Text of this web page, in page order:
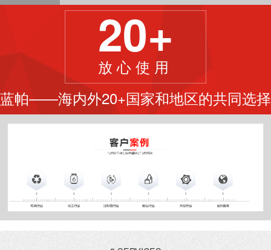
20+
放心使用
蓝帕——海内外20+国家和地区的共同选择